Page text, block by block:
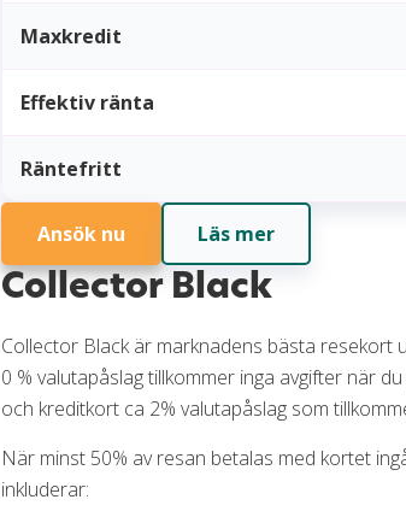
Maxkredit
Effektiv ränta
Räntefritt
Ansök nu Läs mer
Collector Black
Collector Black är marknadens bästa resekort
0 % valutapåslag tillkommer inga avgifter när
och kreditkort ca 2% valutapåslag som
När minst 50% av resan betalas med kortet
inkluderar: